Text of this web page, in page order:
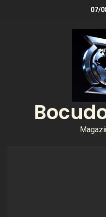
07/